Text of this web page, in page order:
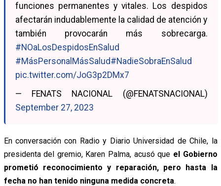
funciones permanentes y vitales. Los despidos
afectarán indudablemente la calidad de atención y
también provocarán más sobrecarga.
#NOaLosDespidosEnSalud
#MásPersonalMásSalud#NadieSobraEnSalud
pic.twitter.com/JoG3p2DMx7
— FENATS NACIONAL (@FENATSNACIONAL)
September 27, 2023
En conversación con Radio y Diario Universidad de Chile, la
presidenta del gremio, Karen Palma, acusó que el Gobierno
prometió reconocimiento y reparación, pero hasta la
fecha no han tenido ninguna medida concreta.